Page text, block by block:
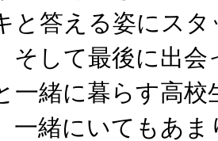
と答える姿にス
そして最後に出
一緒に暮らす高
一緒にいてもあ